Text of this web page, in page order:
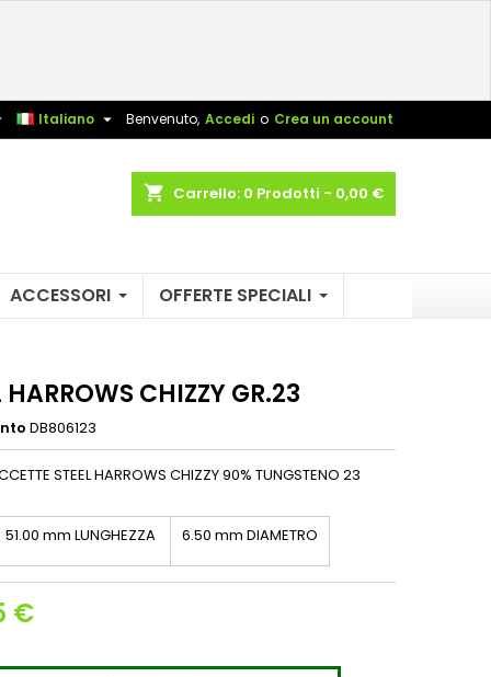
Benvenuto, Accedi o Crea un account
Italiano 
shopping_cart Carrello: 0 Prodotti - 0,00 €
ACCESSORI OFFERTE SPECIALI
HARROWS CHIZZY GR.23
DB806123
STEEL HARROWS CHIZZY 90% TUNGSTENO 23
51.00 mm LUNGHEZZA 6.50 mm DIAMETRO
€